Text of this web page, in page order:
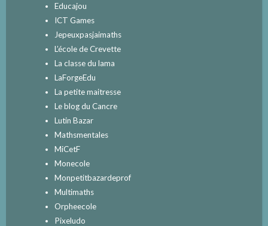
Educajou
ICT Games
Jepeuxpasjaimaths
L’école de Crevette
La classe du lama
LaForgeEdu
La petite maitresse
Le blog du Cancre
Lutin Bazar
Mathsmentales
MiCetF
Monecole
Monpetitbazardeprof
Multimaths
Orpheecole
Pixeludo